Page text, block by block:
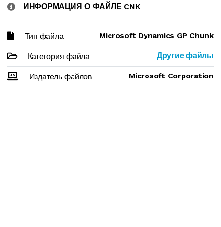
ИНФОРМАЦИЯ О ФАЙЛЕ CNK
Тип файла Microsoft Dynamics GP Chunk
Категория файла Другие файлы
Издатель файлов Microsoft Corporation